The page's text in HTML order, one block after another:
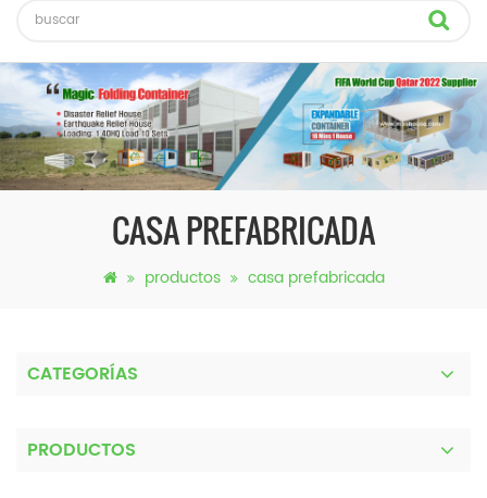
CASA PREFABRICADA
productos casa prefabricada
CATEGORÍAS
PRODUCTOS